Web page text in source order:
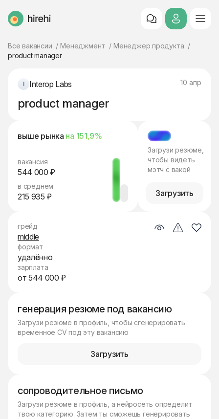
HireHi
Все вакансии Менеджмент
Менеджер продукта
product manager
Interop Labs 10 апр
product manager
выше рынка на 151,9%
вакансия
544 000 ₽
в среднем
215 935 ₽
МЭТЧ
Загрузи резюме,
чтобы видеть
мэтч с вакой
Загрузить
генерация резюме под вакансию
Загрузи резюме в профиль, чтобы сгенерировать
временное CV под эту вакансию
Загрузить
сопроводительное письмо
Загрузи резюме в профиль, а нейросеть определит
твою категорию. Затем ты сможешь генерировать
грейд
middle
формат
удалённо
зарплата
от 544 000 ₽